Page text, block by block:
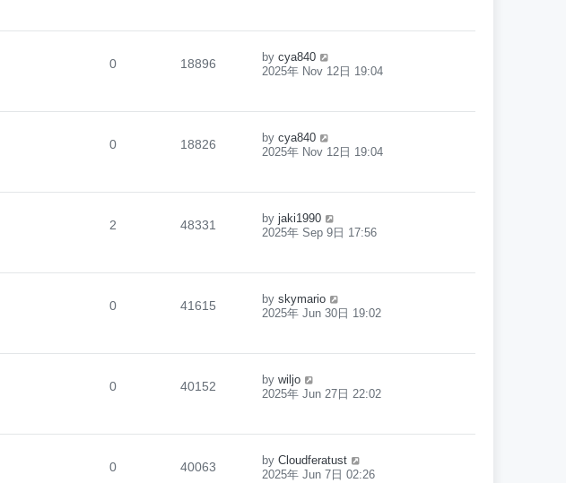
0 18896 by cya840
2025年 Nov 12日 19:04
0 18826 by cya840
2025年 Nov 12日 19:04
2 48331 by jaki1990
2025年 Sep 9日 17:56
0 41615 by skymario
2025年 Jun 30日 19:02
0 40152 by wiljo
2025年 Jun 27日 22:02
0 40063 by Cloudferatust
2025年 Jun 7日 02:26